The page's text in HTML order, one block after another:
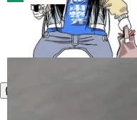
装完即用。 开源地址：
b 安装 支持 Java 8+（
x / Windows / Harmony
x / Harmony PC curl -
体。企业级代码仓库通常包
个文件，其规模远超单次模
文窗口。随着项目规模的持
不断累积，代码仓中的模块
务逻辑等关键信息往往分
件之中，形成高度复杂的